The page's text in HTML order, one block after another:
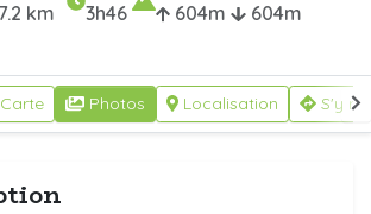
7.2 km 3h46 604m 604m
Carte Photos Localisation S'y